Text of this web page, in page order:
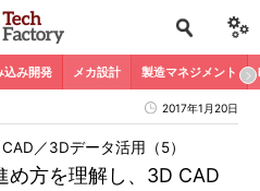
込み開発 メカ設計 製造マネジメント
2017年1月20日
め方を理解し、3D CAD
／3Dデータ活用（5）